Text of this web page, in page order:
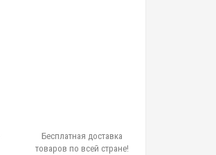
Бесплатная доставка
товаров по всей стране!